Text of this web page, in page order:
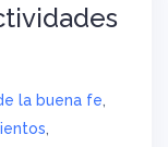
la buena fe,
,